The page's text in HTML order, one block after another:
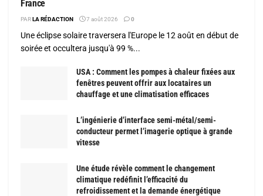
France
PARLA RÉDACTION 7 août 2026 0
Une éclipse solaire traversera l'Europe le 12 août en début de
soirée et occultera jusqu'à 99 %...
USA : Comment les pompes à chaleur fixées aux
fenêtres peuvent offrir aux locataires un
chauffage et une climatisation efficaces
L’ingénierie d’interface semi-métal/semi-
conducteur permet l’imagerie optique à grande
vitesse
Une étude révèle comment le changement
climatique redéfinit l’efficacité du
refroidissement et la demande énergétique